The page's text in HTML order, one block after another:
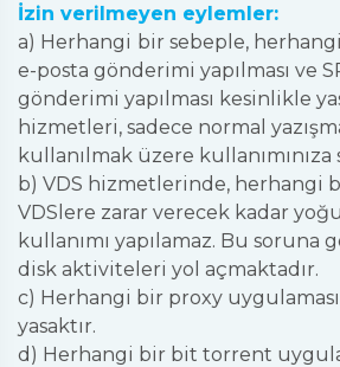
İzin verilmeyen eylemler:
a) Herhangi bir sebeple,
e-posta gönderimi yapılması ve
gönderimi yapılması kesinlikle
hizmetleri, sadece normal
kullanılmak üzere
b) VDS hizmetlerinde, herhangi
VDSlere zarar verecek kadar
kullanımı yapılamaz. Bu soruna
disk aktiviteleri yol açmaktadır.
c) Herhangi bir proxy uygulaması
yasaktır.
d) Herhangi bir bit torrent